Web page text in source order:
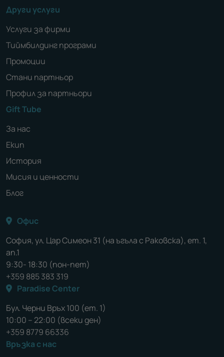
Други услуги
Услуги за фирми
Тиймбилдинг програми
Промоции
Стани партньор
Профил за партньори
Gift Tube
За нас
Екип
История
Мисия и ценности
Блог
Офис
София, ул. Цар Симеон 31 (на ъгъла с Раковска), ет. 1,
ап.1
9:30- 18:30 (пон-пет)
+359 885 383 319
Paradise Center
Бул. Черни Връх 100 (ет. 1)
10:00 – 22:00 (всеки ден)
+359 8779 66336
Връзка с нас